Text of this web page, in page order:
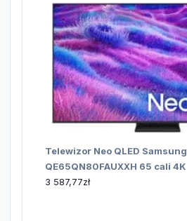
Telewizor Neo QLED Samsung
QE65QN80FAUXXH 65 cali 4K
3 587,77zł